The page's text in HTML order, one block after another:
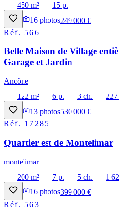
450 m²
15 p.
16 photos249 000 €
Réf. 566
Belle Maison de Village
Garage et Jardin
Ancône
122 m²
6 p. 3 ch.
227
13 photos530 000 €
Réf. 17285
Quartier est de Montelimar
montelimar
200 m²
7 p. 5 ch.
1
16 photos399 000 €
Réf. 563